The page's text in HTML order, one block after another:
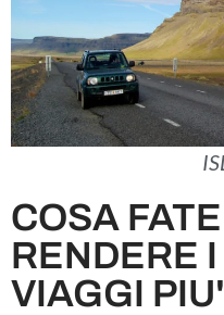
COSA
RENDERE
VIAGGI